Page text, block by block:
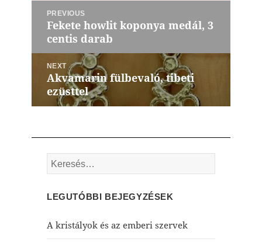
navigáció
PREVIOUS
Previous
post:
Fekete howlit koponya medál, 3
centis darab
NEXT
Next
post:
Akvamarin fülbevaló, tibeti
ezüsttel
Keresés:
LEGUTÓBBI BEJEGYZÉSEK
A kristályok és az emberi szervek